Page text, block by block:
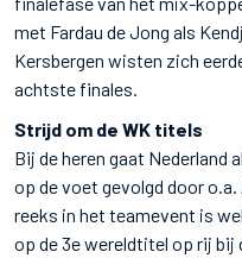
met Fardau de Jong als
Kersbergen wisten zich
achtste finales.
Strijd om de WK titels
Bij de heren gaat Nederland
op de voet gevolgd door
reeks in het teamevent is
op de 3e wereldtitel op rij bij